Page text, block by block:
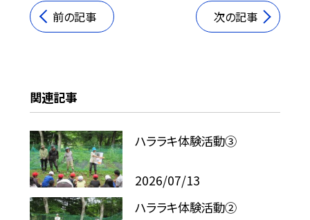
前の記事 次の記事
関連記事
ハララキ体験活動③
2026/07/13
ハララキ体験活動②